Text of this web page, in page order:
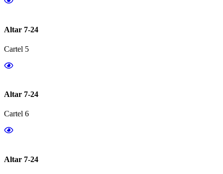
Altar 7-24
Cartel 5
Altar 7-24
Cartel 6
Altar 7-24